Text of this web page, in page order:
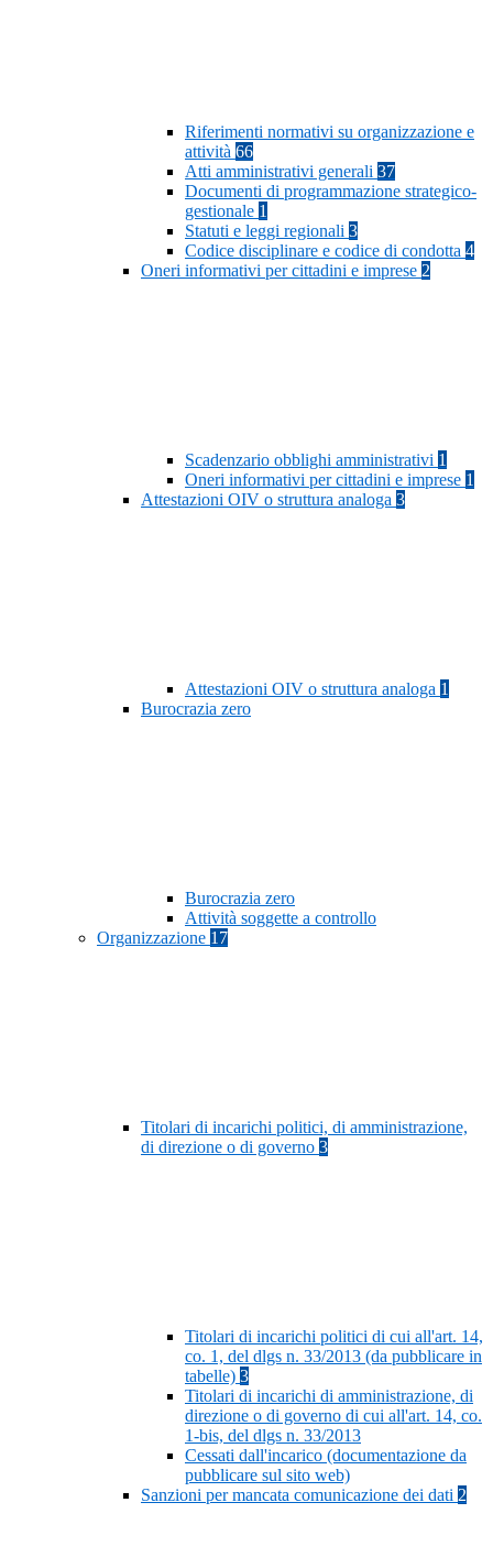
Riferimenti normativi su organizzazione e
attività 66
Atti amministrativi generali 37
Documenti di programmazione strategico-
gestionale 1
Statuti e leggi regionali 3
Codice disciplinare e codice di condotta 4
Oneri informativi per cittadini e imprese 2
Scadenzario obblighi amministrativi 1
Oneri informativi per cittadini e imprese 1
Attestazioni OIV o struttura analoga 3
Attestazioni OIV o struttura analoga 1
Burocrazia zero
Burocrazia zero
Attività soggette a controllo
Organizzazione 17
Titolari di incarichi politici, di amministrazione,
di direzione o di governo 3
Titolari di incarichi politici di cui all'art. 14,
co. 1, del dlgs n. 33/2013 (da pubblicare in
tabelle) 3
Titolari di incarichi di amministrazione, di
direzione o di governo di cui all'art. 14, co.
1-bis, del dlgs n. 33/2013
Cessati dall'incarico (documentazione da
pubblicare sul sito web)
Sanzioni per mancata comunicazione dei dati 2